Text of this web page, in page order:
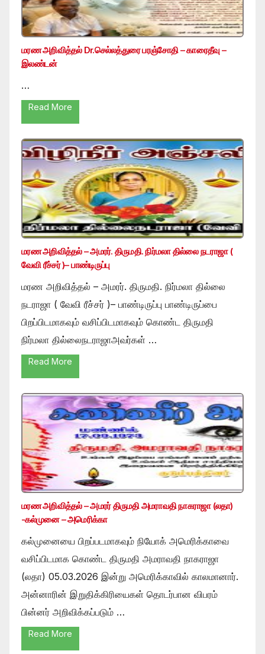
மரண அறிவித்தல் Dr.செல்லத்துரை பரஞ்சோதி – காரைதீவு –
இலண்டன்
…
Read More
மரண அறிவித்தல் – அமரர். திருமதி. நிர்மலா தில்லை நடராஜா (
வேவி ரீச்சர் )– பாண்டிருப்பு
மரண அறிவித்தல் – அமரர். திருமதி. நிர்மலா தில்லை
நடராஜா ( வேவி ரீச்சர் )– பாண்டிருப்பு பாண்டிருப்பை
பிறப்பிடமாகவும் வசிப்பிடமாகவும் கொண்ட திருமதி
நிர்மலா தில்லைநடராஜாஅவர்கள் …
Read More
மரண அறிவித்தல் – அமரர் திருமதி அமராவதி நாகராஜா (லதா)
-கல்முனை – அமெரிக்கா
கல்முனையை பிறப்படமாகவும் நியோக் அமெரிக்காவை
வசிப்பிடமாக கொண்ட திருமதி அமராவதி நாகராஜா
(லதா) 05.03.2026 இன்று அமெரிக்காவில் காலமானார்.
அன்னாரின் இறுதிக்கிரியைகள் தொடர்பான விபரம்
பின்னர் அறிவிக்கப்படும் …
Read More